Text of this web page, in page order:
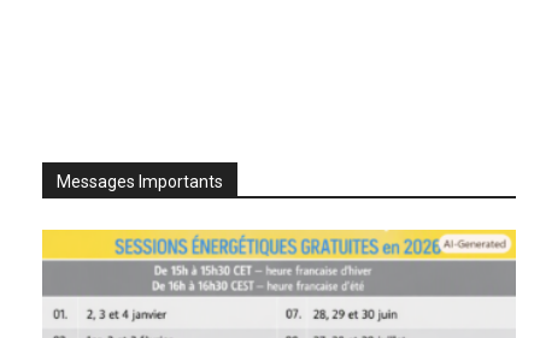
Messages Importants